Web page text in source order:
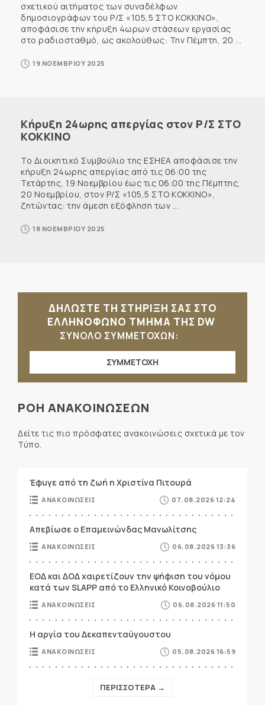
σχετικού αιτήματος των συναδέλφων
δημοσιογράφων του Ρ/Σ «105,5 ΣΤΟ ΚΟΚΚΙΝΟ»,
αποφάσισε την κήρυξη 4ωρων στάσεων εργασίας
στο ραδιοσταθμό, ως ακολούθως: Την Πέμπτη, 20 ...
19 ΝΟΕΜΒΡΙΟΥ 2025
Κήρυξη 24ωρης απεργίας στον Ρ/Σ ΣΤΟ
ΚΟΚΚΙΝΟ
Το Διοικητικό Συμβούλιο της ΕΣΗΕΑ αποφάσισε την
κήρυξη 24ωρης απεργίας από τις 06:00 της
Τετάρτης, 19 Νοεμβρίου έως τις 06:00 της Πέμπτης,
20 Νοεμβρίου, στον Ρ/Σ «105,5 ΣΤΟ ΚΟΚΚΙΝΟ»,
ζητώντας: την άμεση εξόφληση των ...
18 ΝΟΕΜΒΡΙΟΥ 2025
ΔΗΛΩΣΤΕ ΤΗ ΣΤΗΡΙΞΗ ΣΑΣ ΣΤΟ
ΕΛΛΗΝΟΦΩΝΟ ΤΜΗΜΑ ΤΗΣ DW
ΣΥΝΟΛΟ ΣΥΜΜΕΤΟΧΩΝ:
ΣΥΜΜΕΤΟΧΗ
ΡΟΗ ΑΝΑΚΟΙΝΩΣΕΩΝ
Δείτε τις πιο πρόσφατες ανακοινώσεις σχετικά με τον
Τύπο.
Έφυγε από τη ζωή η Χριστίνα Πιτουρά
ΑΝΑΚΟΙΝΩΣΕΙΣ 07.08.2026 12:24
Απεβίωσε ο Επαμεινώνδας Μανωλίτσης
ΑΝΑΚΟΙΝΩΣΕΙΣ 06.08.2026 13:36
ΕΟΔ και ΔΟΔ χαιρετίζουν την ψήφιση του νόμου
κατά των SLAPP από το Ελληνικό Κοινοβούλιο
ΑΝΑΚΟΙΝΩΣΕΙΣ 06.08.2026 11:50
Η αργία του Δεκαπενταύγουστου
ΑΝΑΚΟΙΝΩΣΕΙΣ 05.08.2026 16:59
ΠΕΡΙΣΣΟΤΕΡΑ →